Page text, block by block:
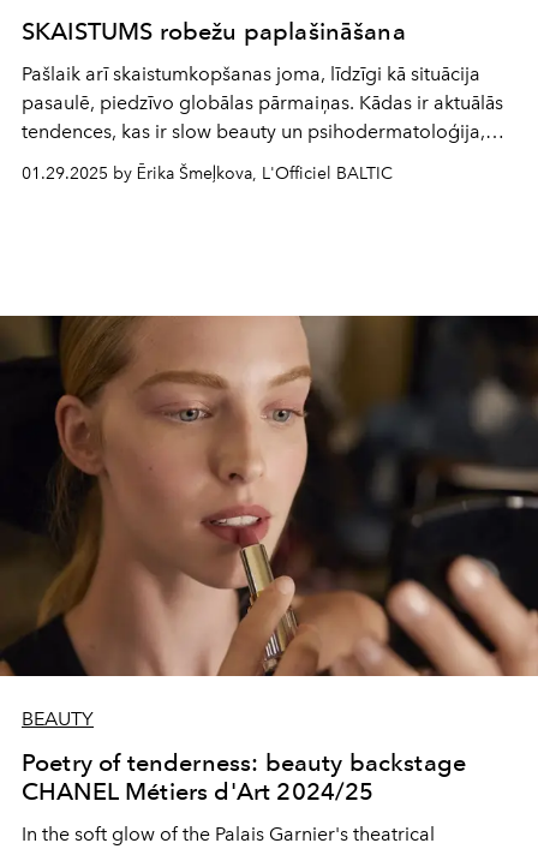
SKAISTUMS robežu paplašināšana
Pašlaik arī skaistumkopšanas joma, līdzīgi kā situācija
pasaulē, piedzīvo globālas pārmaiņas. Kādas ir aktuālās
tendences, kas ir slow beauty un psihodermatoloģija,
kāda loma AI un dažādu paaudžu paradumiem, bet pats
galvenais – kā šajā milzīgajā informācijas plūsmā
01.29.2025 by Ērika Šmeļkova, L'Officiel BALTIC
BEAUTY
Poetry of tenderness: beauty backstage
CHANEL Métiers d'Art 2024/25
In the soft glow of the Palais Garnier's theatrical